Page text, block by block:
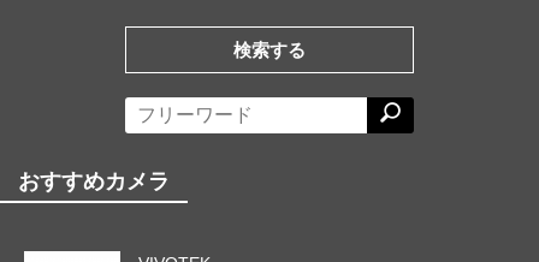
検索する
おすすめカメラ